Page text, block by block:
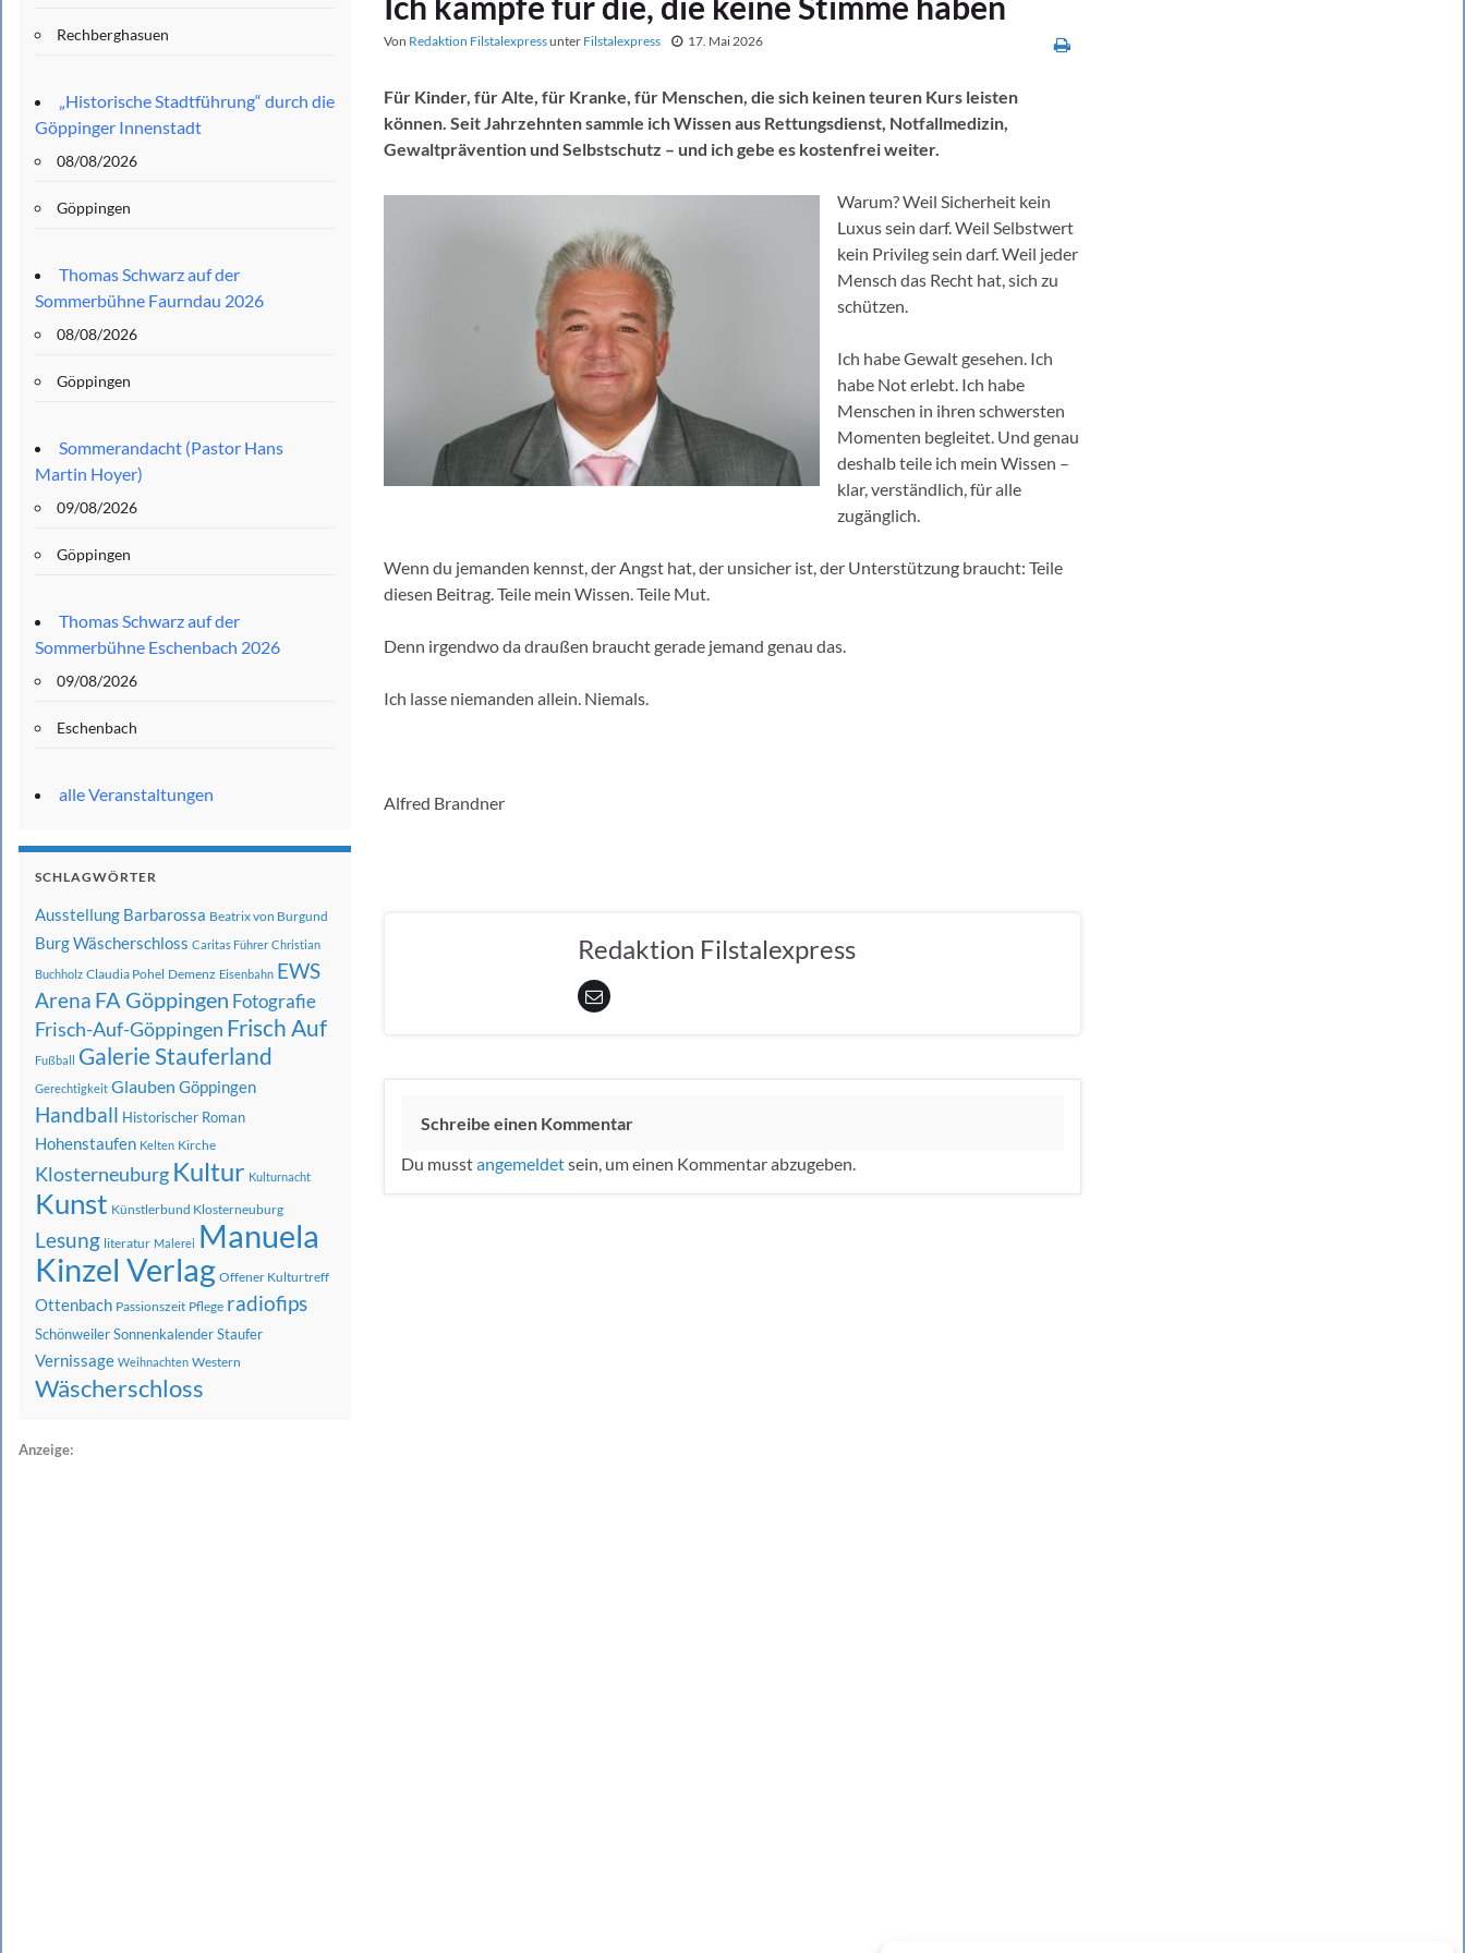
Von Redaktion Filstalexpressunter Filstalexpress 17. Mai 2026
Für Kinder, für Alte, für Kranke, für Menschen, die sich keinen teuren Kurs leisten
können. Seit Jahrzehnten sammle ich Wissen aus Rettungsdienst, Notfallmedizin,
Gewaltprävention und Selbstschutz – und ich gebe es kostenfrei weiter.
Warum? Weil Sicherheit kein
Luxus sein darf. Weil Selbstwert
kein Privileg sein darf. Weil jeder
Mensch das Recht hat, sich zu
schützen.
Ich habe Gewalt gesehen. Ich
habe Not erlebt. Ich habe
Menschen in ihren schwersten
Momenten begleitet. Und genau
deshalb teile ich mein Wissen –
klar, verständlich, für alle
zugänglich.
Wenn du jemanden kennst, der Angst hat, der unsicher ist, der Unterstützung braucht: Teile
diesen Beitrag. Teile mein Wissen. Teile Mut.
Denn irgendwo da draußen braucht gerade jemand genau das.
Ich lasse niemanden allein. Niemals.
Alfred Brandner
Redaktion Filstalexpress
Schreibe einen Kommentar
Du musstangemeldetsein, um einen Kommentar abzugeben.
Rechberghasuen
„Historische Stadtführung“ durch die
Göppinger Innenstadt
08/08/2026
Göppingen
Thomas Schwarz auf der
Sommerbühne Faurndau 2026
08/08/2026
Göppingen
Sommerandacht (Pastor Hans
Martin Hoyer)
09/08/2026
Göppingen
Thomas Schwarz auf der
Sommerbühne Eschenbach 2026
09/08/2026
Eschenbach
alle Veranstaltungen
SCHLAGWÖRTER
Ausstellung Barbarossa Beatrix von Burgund
Burg Wäscherschloss Caritas Führer Christian
Buchholz Claudia Pohel Demenz Eisenbahn EWS
Arena FA Göppingen Fotografie
Frisch-Auf-Göppingen Frisch Auf
Fußball Galerie Stauferland
Gerechtigkeit Glauben Göppingen
Handball Historischer Roman
Hohenstaufen Kelten Kirche
Klosterneuburg Kultur Kulturnacht
Kunst Künstlerbund Klosterneuburg
Lesung literatur Malerei Manuela
Kinzel Verlag Offener Kulturtreff
Ottenbach Passionszeit Pflege radiofips
SchönweilerSonnenkalenderStaufer
Vernissage Weihnachten Western
Wäscherschloss
Anzeige: